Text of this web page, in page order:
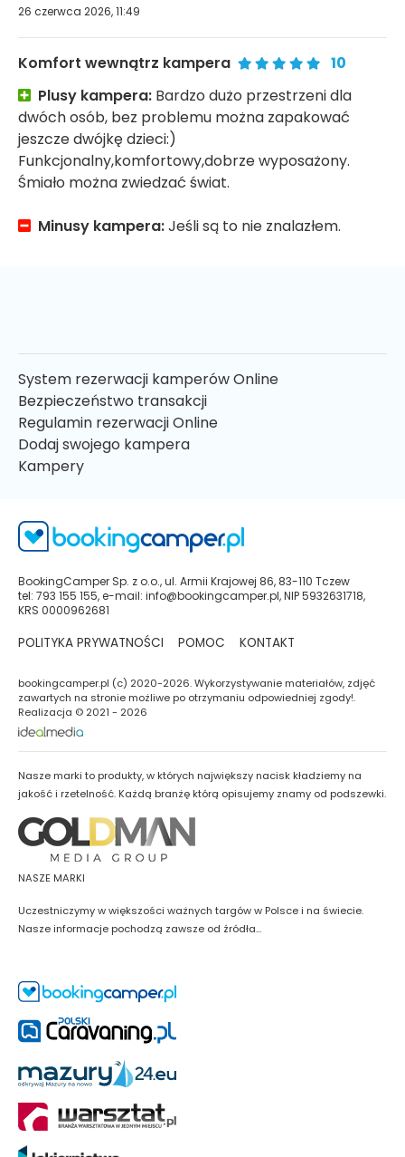
26 czerwca 2026, 11:49
Komfort wewnątrz kampera
10
Plusy kampera: Bardzo dużo przestrzeni dla
dwóch osób, bez problemu można zapakować
jeszcze dwójkę dzieci:)
Funkcjonalny,komfortowy,dobrze wyposażony.
Śmiało można zwiedzać świat.
Minusy kampera:Jeśli są to nie znalazłem.
System rezerwacji kamperów Online
Bezpieczeństwo transakcji
Regulamin rezerwacji Online
Dodaj swojego kampera
Kampery
BookingCamper Sp. z o.o., ul. Armii Krajowej 86, 83-110 Tczew
tel: 793 155 155, e-mail: info@bookingcamper.pl, NIP 5932631718,
KRS 0000962681
POLITYKA PRYWATNOŚCI POMOC KONTAKT
bookingcamper.pl (c) 2020-2026. Wykorzystywanie materiałów, zdjęć
zawartych na stronie możliwe po otrzymaniu odpowiedniej zgody!.
Realizacja © 2021 - 2026
Nasze marki to produkty, w których największy nacisk kładziemy na
jakość i rzetelność. Każdą branżę którą opisujemy znamy od podszewki.
NASZE MARKI
Uczestniczymy w większości ważnych targów w Polsce i na świecie.
Nasze informacje pochodzą zawsze od źródła...